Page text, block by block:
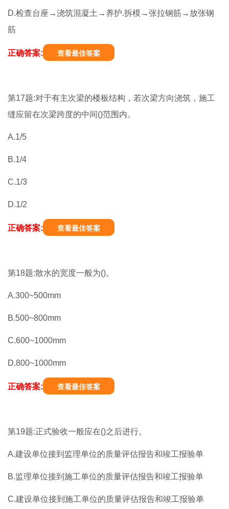
D.检查台座→浇筑混凝土→养护.拆模→张拉钢筋→放张钢
筋
正确答案: 查看最佳答案
第17题:对于有主次梁的楼板结构，若次梁方向浇筑，施工
缝应留在次梁跨度的中间()范围内。
A.1/5
B.1/4
C.1/3
D.1/2
正确答案: 查看最佳答案
第18题:散水的宽度一般为()。
A.300~500mm
B.500~800mm
C.600~1000mm
D.800~1000mm
正确答案: 查看最佳答案
第19题:正式验收一般应在()之后进行。
A.建设单位接到监理单位的质量评估报告和竣工报验单
B.监理单位接到施工单位的质量评估报告和竣工报验单
C.建设单位接到施工单位的质量评估报告和竣工报验单